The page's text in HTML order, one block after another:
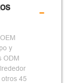
y
ODM
45
-